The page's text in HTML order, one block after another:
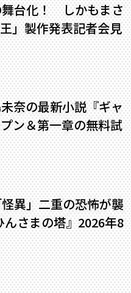
舞台化！ しかもまさ
」製作発表記者会見
奈の最新小説『ギャ
ン＆第一章の無料試
怪異」二重の恐怖が襲
さまの塔』2026年8